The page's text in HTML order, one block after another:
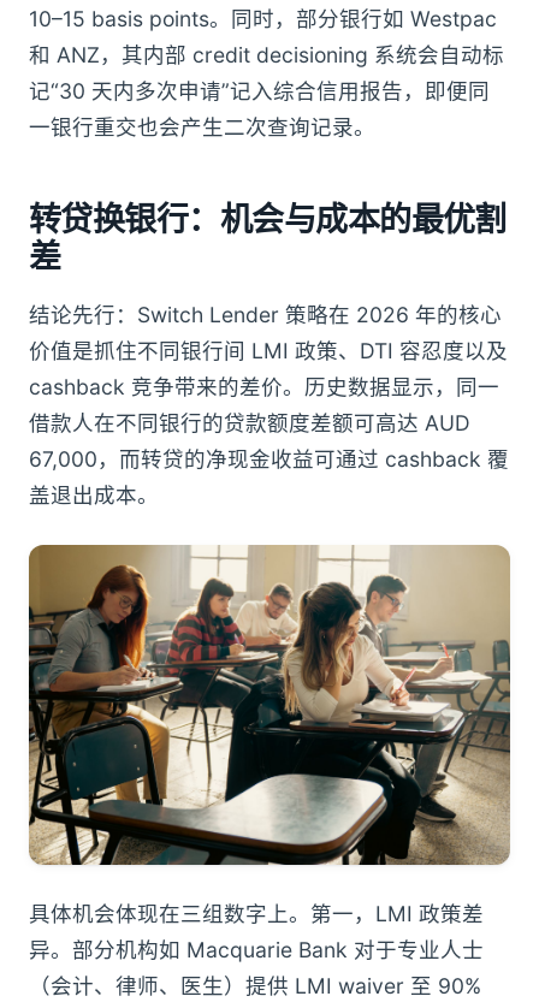
10–15 basis points。同时，部分银行如 Westpac
和 ANZ，其内部 credit decisioning 系统会自动标
记“30 天内多次申请”记入综合信用报告，即便同
一银行重交也会产生二次查询记录。
转贷换银行：机会与成本的最优割
差
结论先行：Switch Lender 策略在 2026 年的核心
价值是抓住不同银行间 LMI 政策、DTI 容忍度以及
cashback 竞争带来的差价。历史数据显示，同一
借款人在不同银行的贷款额度差额可高达 AUD
67,000，而转贷的净现金收益可通过 cashback 覆
盖退出成本。
具体机会体现在三组数字上。第一，LMI 政策差
异。部分机构如 Macquarie Bank 对于专业人士
（会计、律师、医生）提供 LMI waiver 至 90%